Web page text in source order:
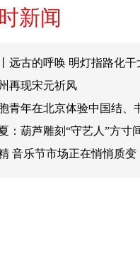
新闻
应对
科文组织“古厝新声”新试点
利中国
再现宋元祈风
青年在北京体验中国结、书
：葫芦雕刻“守艺人”方寸间
彩陶文化
音乐节市场正在悄悄质变
《罗刹海市》走红，歌词疑